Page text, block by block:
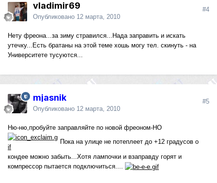
vladimir69
Опубликовано 12 марта, 2010
#4
Нету фреона...за зиму стравился...Нада заправить и искать
утечку...Есть братаны на этой теме хошь могу тел. скинуть - на
Университете тусуются...
mjasnik
Опубликовано 12 марта, 2010
#5
Ню-ню,пробуйте заправляйте по новой фреоном-НО
Пока на улице не потеплеет до +12 градусов о
кондее можно забыть...Хотя лампочки и взаправду горят и
компрессор пытается подключиться....